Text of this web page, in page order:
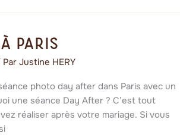
Paris
Par Justine HERY
photo day after dans Paris avec un
une séance Day After ? C’est tout
réaliser après votre mariage. Si vous